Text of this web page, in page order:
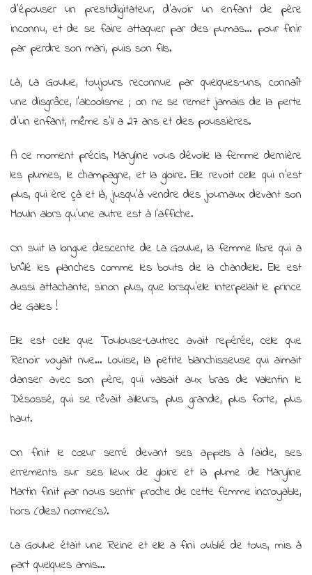
d’épouser un prestidigitateur, d’avoir un enfant de père
inconnu, et de se faire attaquer par des pumas… pour finir
par perdre son mari, puis son fils.
Là, La Goulue, toujours reconnue par quelques-uns, connaît
une disgrâce, l’alcoolisme ; on ne se remet jamais de la perte
d’un enfant, même s’il a 27 ans et des poussières.
A ce moment précis, Maryline vous dévoile la femme dernière
les plumes, le champagne, et la gloire. Elle revoit celle qui n’est
plus, qui ère çà et là, jusqu’à vendre des journaux devant son
Moulin alors qu’une autre est à l’affiche.
On suit la longue descente de La Goulue, la femme libre qui a
brûlé les planches comme les bouts de la chandelle. Elle est
aussi attachante, sinon plus, que lorsqu’elle interpelait le prince
de Galles !
Elle est celle que Toulouse-Lautrec avait repérée, celle que
Renoir voyait nue… Louise, la petite blanchisseuse qui aimait
danser avec son père, qui valsait aux bras de Valentin le
Désossé, qui se rêvait ailleurs, plus grande, plus forte, plus
haut.
On finit le cœur serré devant ses appels à l’aide, ses
errements sur ses lieux de gloire et la plume de Maryline
Martin finit par nous sentir proche de cette femme incroyable,
hors (des) norme(s).
La Goulue était une Reine et elle a fini oublié de tous, mis à
part quelques amis…